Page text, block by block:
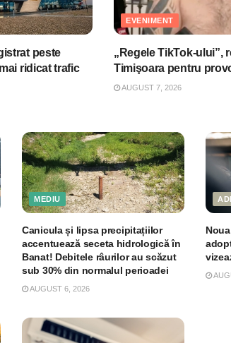
peste
ridicat trafic
EVENIMENT
„Regele TikTok-ului”,
Timişoara pentru
AUGUST 7, 2026
MEDIU
Canicula și lipsa precipitațiilor
accentuează seceta hidrologică în
Banat! Debitele râurilor au scăzut
sub 30% din normalul perioadei
AUGUST 6, 2026